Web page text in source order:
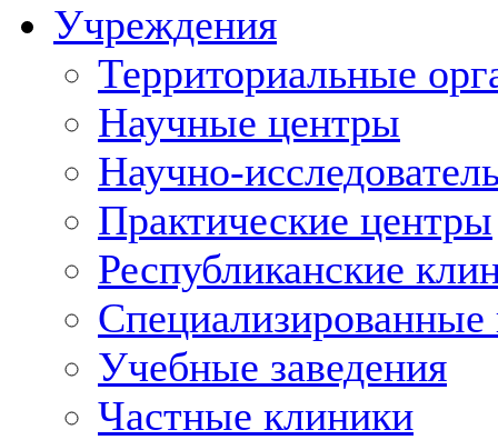
Учреждения
Территориальные
Научные центры
Научно-
Практические центры
Республиканские
Учебные заведения
Частные клиники